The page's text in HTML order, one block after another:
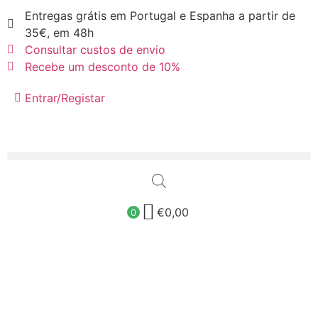
Entregas grátis em Portugal e Espanha a partir de
35€, em 48h
Consultar custos de envio
Recebe um desconto de 10%
Entrar/Registar
0 €0,00